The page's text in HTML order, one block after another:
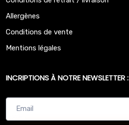
Allergènes
Conditions de vente
Mentions légales
INCRIPTIONS À NOTRE NEWSLETTER :